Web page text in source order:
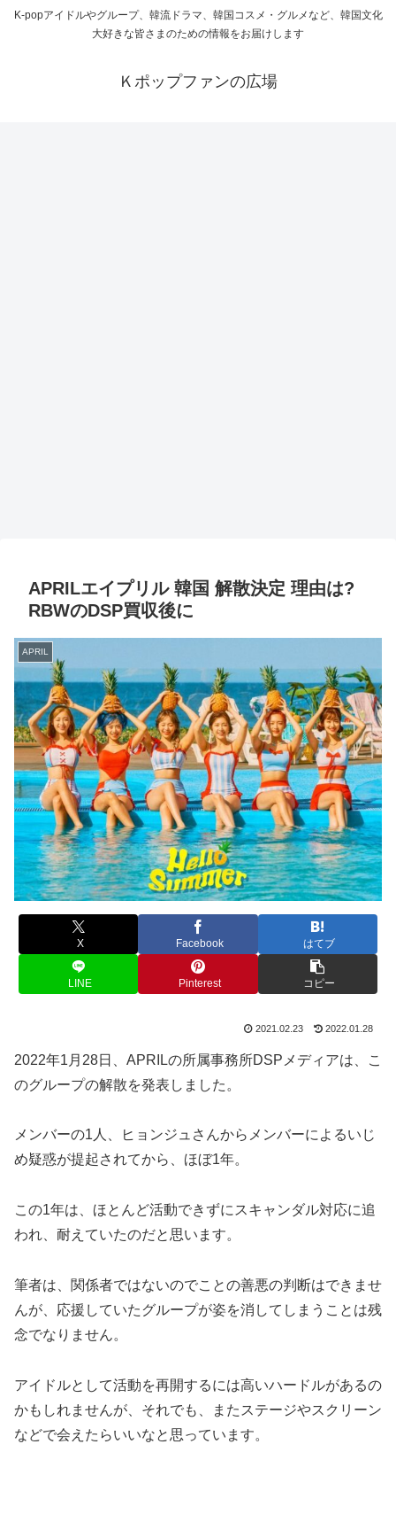
K-popアイドルやグループ、韓流ドラマ、韓国コスメ・グルメなど、韓国文化
大好きな皆さまのための情報をお届けします
Ｋポップファンの広場
APRILエイプリル 韓国 解散決定 理由は?
RBWのDSP買収後に
APRIL
X Facebook はてブ
LINE Pinterest コピー
2021.02.23 2022.01.28
2022年1月28日、APRILの所属事務所DSPメディアは、こ
のグループの解散を発表しました。
メンバーの1人、ヒョンジュさんからメンバーによるいじ
め疑惑が提起されてから、ほぼ1年。
この1年は、ほとんど活動できずにスキャンダル対応に追
われ、耐えていたのだと思います。
筆者は、関係者ではないのでことの善悪の判断はできませ
んが、応援していたグループが姿を消してしまうことは残
念でなりません。
アイドルとして活動を再開するには高いハードルがあるの
かもしれませんが、それでも、またステージやスクリーン
などで会えたらいいなと思っています。